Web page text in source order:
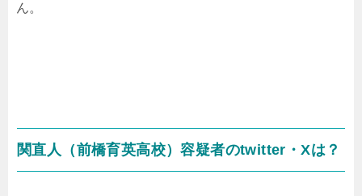
ん。
関直人（前橋育英高校）容疑者のtwitter・Xは？